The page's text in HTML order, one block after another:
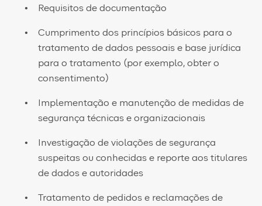
Requisitos de documentação
​Cumprimento dos princípios básicos para o
tratamento de dados pessoais e base jurídica
para o tratamento (por exemplo, obter o
consentimento)
Implementação e manutenção de medidas de
segurança técnicas e organizacionais
Investigação de violações de segurança
suspeitas ou conhecidas e reporte aos titulares
de dados e autoridades
Tratamento de pedidos e reclamações de